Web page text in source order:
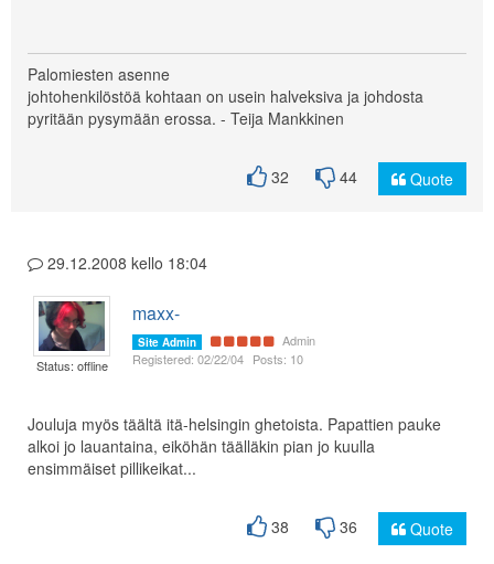
Palomiesten asenne
johtohenkilöstöä kohtaan on usein halveksiva ja johdosta
pyritään pysymään erossa. - Teija Mankkinen
32 44 Quote
29.12.2008 kello 18:04
Status: offline
maxx-
Site Admin
Admin
Registered: 02/22/04 Posts: 10
Jouluja myös täältä itä-helsingin ghetoista. Papattien pauke
alkoi jo lauantaina, eiköhän täälläkin pian jo kuulla
ensimmäiset pillikeikat...
38 36 Quote